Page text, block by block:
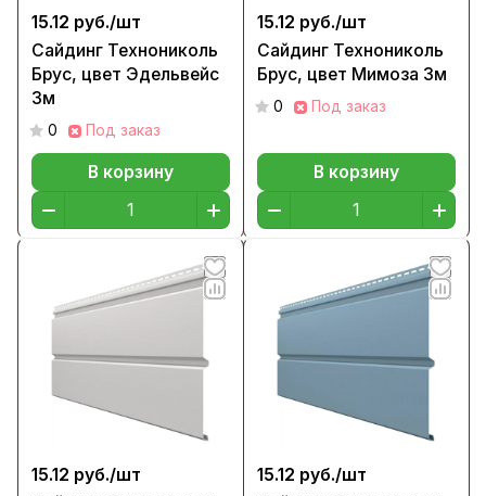
15.12 руб./шт
Сайдинг Технониколь
Брус, цвет Эдельвейс
3м
0 Под заказ
В корзину
15.12 руб./шт
Сайдинг Технониколь
Брус, цвет Мимоза 3м
0 Под заказ
В корзину
15.12 руб./шт
15.12 руб./шт